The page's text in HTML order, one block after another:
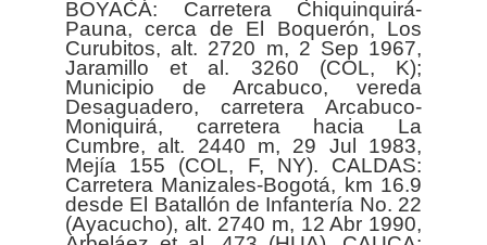
BOYACÁ: Carretera Chiquinquirá-
Pauna, cerca de El Boquerón, Los
Curubitos, alt. 2720 m, 2 Sep 1967,
Jaramillo et al. 3260 (COL, K);
Municipio de Arcabuco, vereda
Desaguadero, carretera Arcabuco-
Moniquirá, carretera hacia La
Cumbre, alt. 2440 m, 29 Jul 1983,
Mejía 155 (COL, F, NY). CALDAS:
Carretera Manizales-Bogotá, km 16.9
desde El Batallón de Infantería No. 22
(Ayacucho), alt. 2740 m, 12 Abr 1990,